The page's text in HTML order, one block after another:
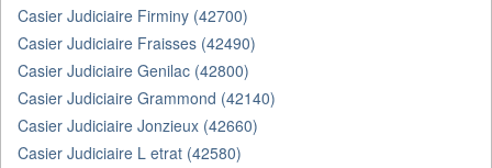
Casier Judiciaire Firminy (42700)
Casier Judiciaire Fraisses (42490)
Casier Judiciaire Genilac (42800)
Casier Judiciaire Grammond (42140)
Casier Judiciaire Jonzieux (42660)
Casier Judiciaire L etrat (42580)